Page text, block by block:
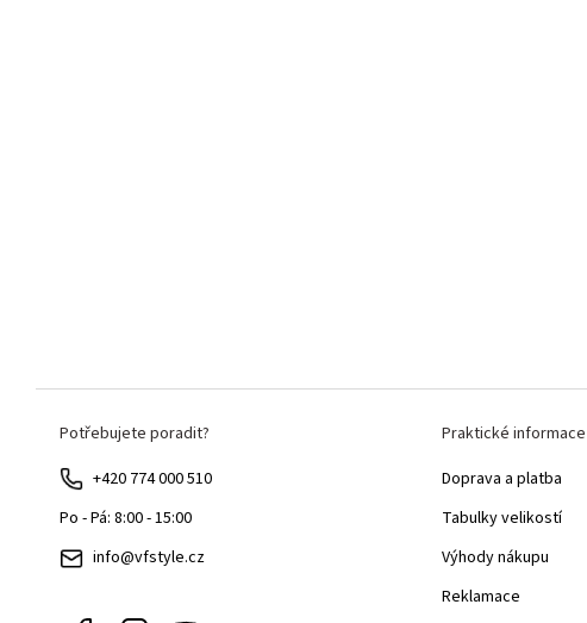
Potřebujete poradit?
+420 774 000 510
Po - Pá: 8:00 - 15:00
info@vfstyle.cz
Praktické informace
Doprava a platba
Tabulky velikostí
Výhody nákupu
Reklamace